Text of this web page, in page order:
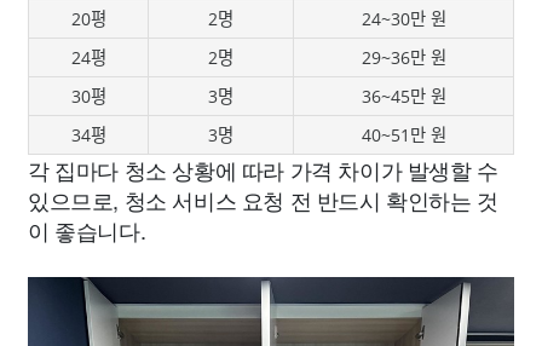
20평
2명
24~30만 원
24평
2명
29~36만 원
30평
3명
36~45만 원
34평
3명 40~51만 원
각 집마다 청소 상황에 따라 가격 차이가 발생할 수
있으므로, 청소 서비스 요청 전 반드시 확인하는 것
이 좋습니다.